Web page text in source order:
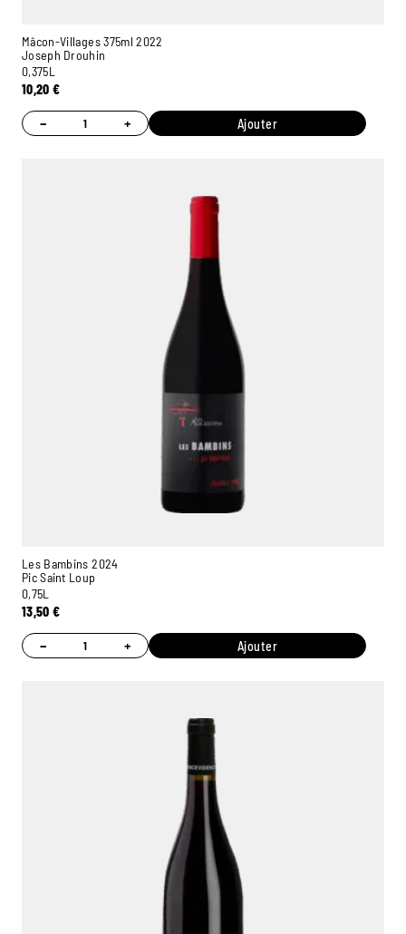
Mâcon-Villages 375ml 2022
Joseph Drouhin
0,375L
10,20€
− + Ajouter
Les Bambins 2024
Pic Saint Loup
0,75L
13,50€
− + Ajouter